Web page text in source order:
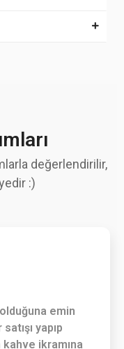
değerlendirilir,
:)
emin
yapıp
ikramına